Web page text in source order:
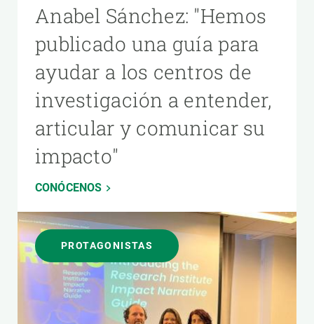
Anabel Sánchez: "Hemos
publicado una guía para
ayudar a los centros de
investigación a entender,
articular y comunicar su
impacto"
CONÓCENOS
PROTAGONISTAS